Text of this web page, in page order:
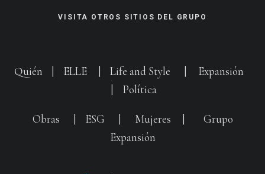
VISITA OTROS SITIOS DEL GRUPO
Quién ELLE Life and Style
Expansión
Política
Obras ESG Mujeres
Grupo
Expansión